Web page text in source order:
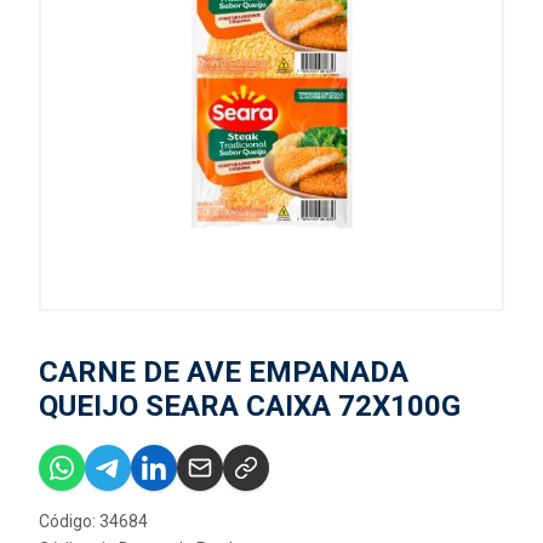
CARNE DE AVE EMPANADA
QUEIJO SEARA CAIXA 72X100G
Código: 34684